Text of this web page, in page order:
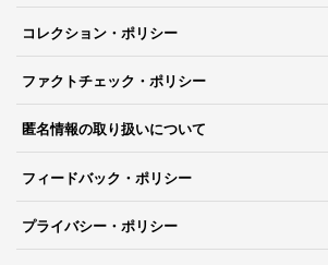
コレクション・ポリシー
ファクトチェック・ポリシー
匿名情報の取り扱いについて
フィードバック・ポリシー
プライバシー・ポリシー